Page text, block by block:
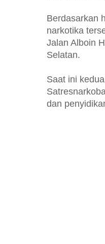
Berdasarkan
narkotika
Jalan Alboin
Selatan.
Saat ini
dan